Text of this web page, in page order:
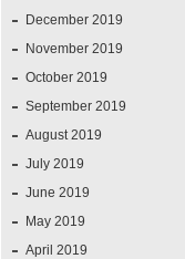
December 2019
November 2019
October 2019
September 2019
August 2019
July 2019
June 2019
May 2019
April 2019